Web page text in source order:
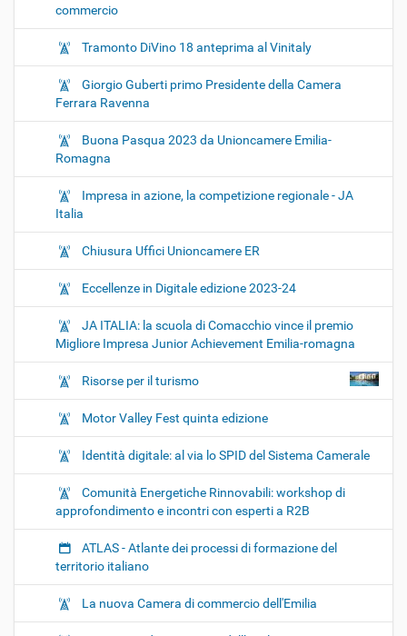
commercio
Tramonto DiVino 18 anteprima al Vinitaly
Giorgio Guberti primo Presidente della Camera
Ferrara Ravenna
Buona Pasqua 2023 da Unioncamere Emilia-
Romagna
Impresa in azione, la competizione regionale - JA
Italia
Chiusura Uffici Unioncamere ER
Eccellenze in Digitale edizione 2023-24
JA ITALIA: la scuola di Comacchio vince il premio
Migliore Impresa Junior Achievement Emilia-romagna
Risorse per il turismo
Motor Valley Fest quinta edizione
Identità digitale: al via lo SPID del Sistema Camerale
Comunità Energetiche Rinnovabili: workshop di
approfondimento e incontri con esperti a R2B
ATLAS - Atlante dei processi di formazione del
territorio italiano
La nuova Camera di commercio dell'Emilia